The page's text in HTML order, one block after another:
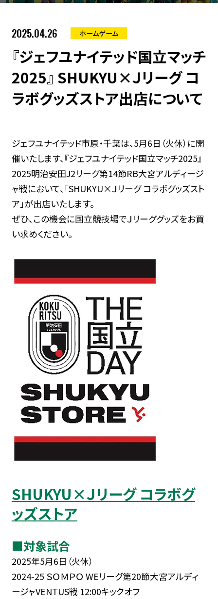
2025.04.26 ホームゲーム
『ジェフユナイテッド国立マッチ
2025』 SHUKYU×Ｊリーグ コ
ラボグッズストア出店について
ジェフユナイテッド市原・千葉は、5月6日（火休）に開
催いたします、『ジェフユナイテッド国立マッチ2025』
2025明治安田J2リーグ第14節RB大宮アルディージ
ャ戦において、「SHUKYU×Ｊリーグ コラボグッズスト
ア」が出店いたします。
ぜひ、この機会に国立競技場でＪリーググッズをお買
い求めください。
SHUKYU×Ｊリーグ コラボグ
ッズストア
■対象試合
2025年5月6日（火休）
2024-25 ＳＯＭＰＯ WEリーグ第20節大宮アルディ
ージャVENTUS戦 12:00キックオフ